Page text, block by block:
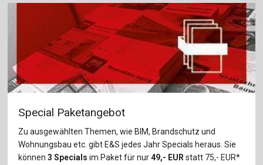
Special Paketangebot
Zu ausgewählten Themen, wie BIM, Brandschutz und
Wohnungsbau etc. gibt E&S jedes Jahr Specials heraus. Sie
können 3 Specials im Paket für nur49,- EURstatt 75,- EUR*